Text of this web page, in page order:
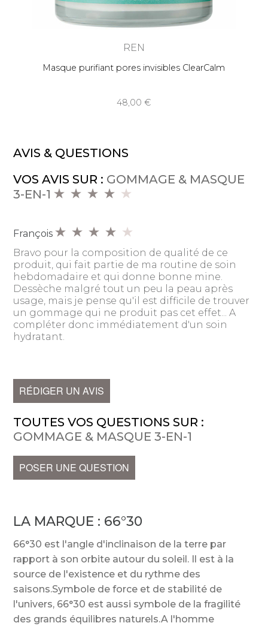
REN
Masque purifiant pores invisibles ClearCalm
48,00
AVIS & QUESTIONS
VOS AVIS SUR : GOMMAGE & MASQUE
3-EN-1
François
Bravo pour la composition de qualité de ce
produit, qui fait partie de ma routine de soin
hebdomadaire et qui donne bonne mine.
Dessèche malgré tout un peu la peau après
usage, mais je pense qu'il est difficile de trouver
un gommage qui ne produit pas cet effet... A
compléter donc immédiatement d'un soin
hydratant.
RÉDIGER UN AVIS
TOUTES VOS QUESTIONS SUR :
GOMMAGE & MASQUE 3-EN-1
POSER UNE QUESTION
LA MARQUE : 66°30
66°30 est l'angle d'inclinaison de la terre par
rapport à son orbite autour du soleil. Il est à la
source de l'existence et du rythme des
saisons.Symbole de force et de stabilité de
l'univers, 66°30 est aussi symbole de la fragilité
des grands équilibres naturels.A l'homme